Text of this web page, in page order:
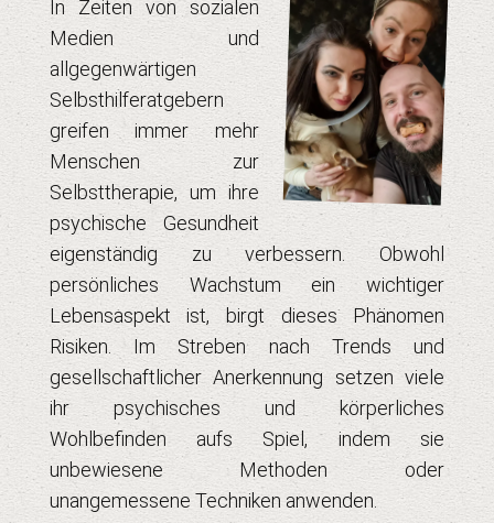
In Zeiten von sozialen
Medien und
allgegenwärtigen
Selbsthilferatgebern
greifen immer mehr
Menschen zur
Selbsttherapie, um ihre
psychische Gesundheit
eigenständig zu verbessern. Obwohl
persönliches Wachstum ein wichtiger
Lebensaspekt ist, birgt dieses Phänomen
Risiken. Im Streben nach Trends und
gesellschaftlicher Anerkennung setzen viele
ihr psychisches und körperliches
Wohlbefinden aufs Spiel, indem sie
unbewiesene Methoden oder
unangemessene Techniken anwenden.